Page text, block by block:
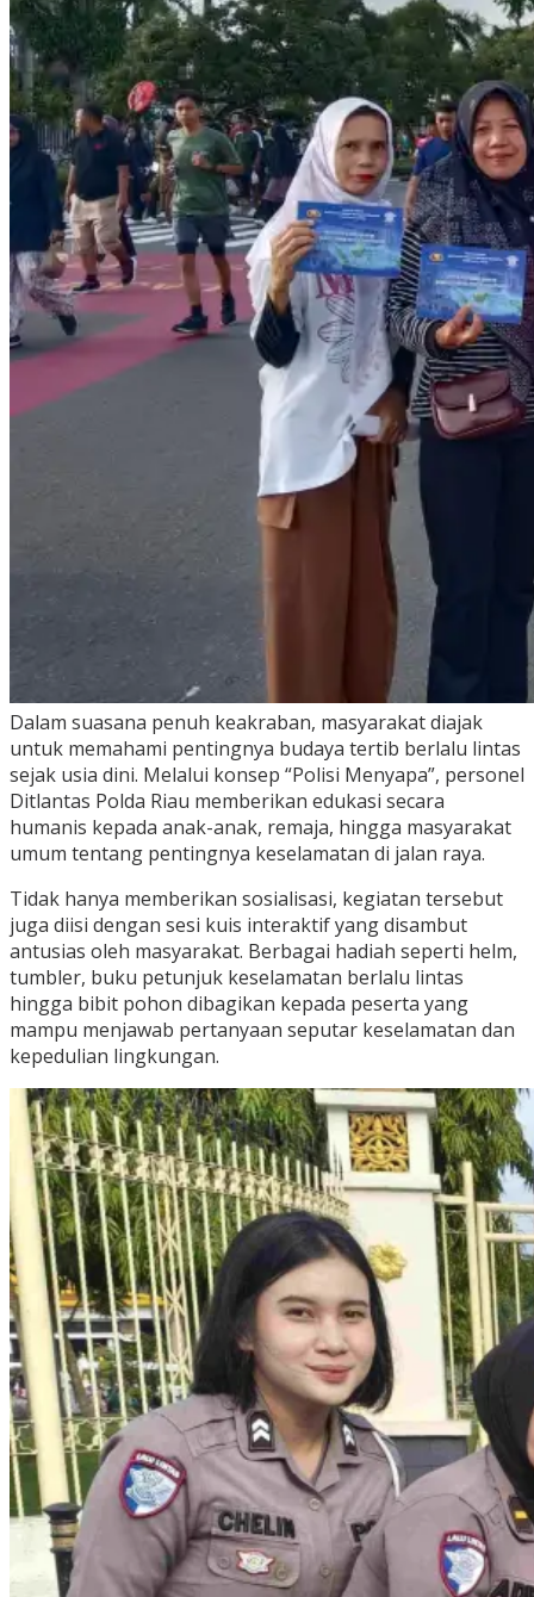
Dalam suasana penuh keakraban, masyarakat diajak
untuk memahami pentingnya budaya tertib berlalu lintas
sejak usia dini. Melalui konsep “Polisi Menyapa”, personel
Ditlantas Polda Riau memberikan edukasi secara
humanis kepada anak-anak, remaja, hingga masyarakat
umum tentang pentingnya keselamatan di jalan raya.
Tidak hanya memberikan sosialisasi, kegiatan tersebut
juga diisi dengan sesi kuis interaktif yang disambut
antusias oleh masyarakat. Berbagai hadiah seperti helm,
tumbler, buku petunjuk keselamatan berlalu lintas
hingga bibit pohon dibagikan kepada peserta yang
mampu menjawab pertanyaan seputar keselamatan dan
kepedulian lingkungan.